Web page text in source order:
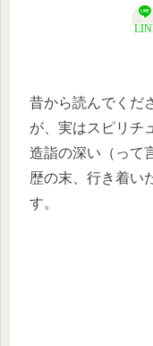
昔から読んでくだ
が、実はスピリチ
造詣の深い（って
歴の末、行き着い
す。